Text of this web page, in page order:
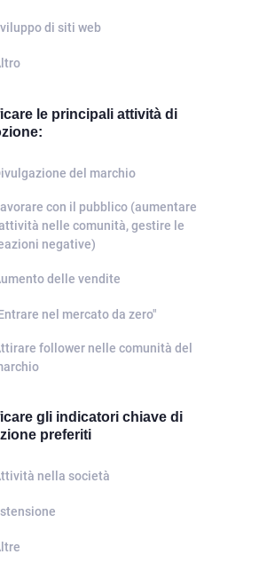
di siti web
le principali attività di
del marchio
con il pubblico (aumentare
nelle comunità, gestire le
negative)
delle vendite
nel mercato da zero"
follower nelle comunità del
gli indicatori chiave di
preferiti
nella società